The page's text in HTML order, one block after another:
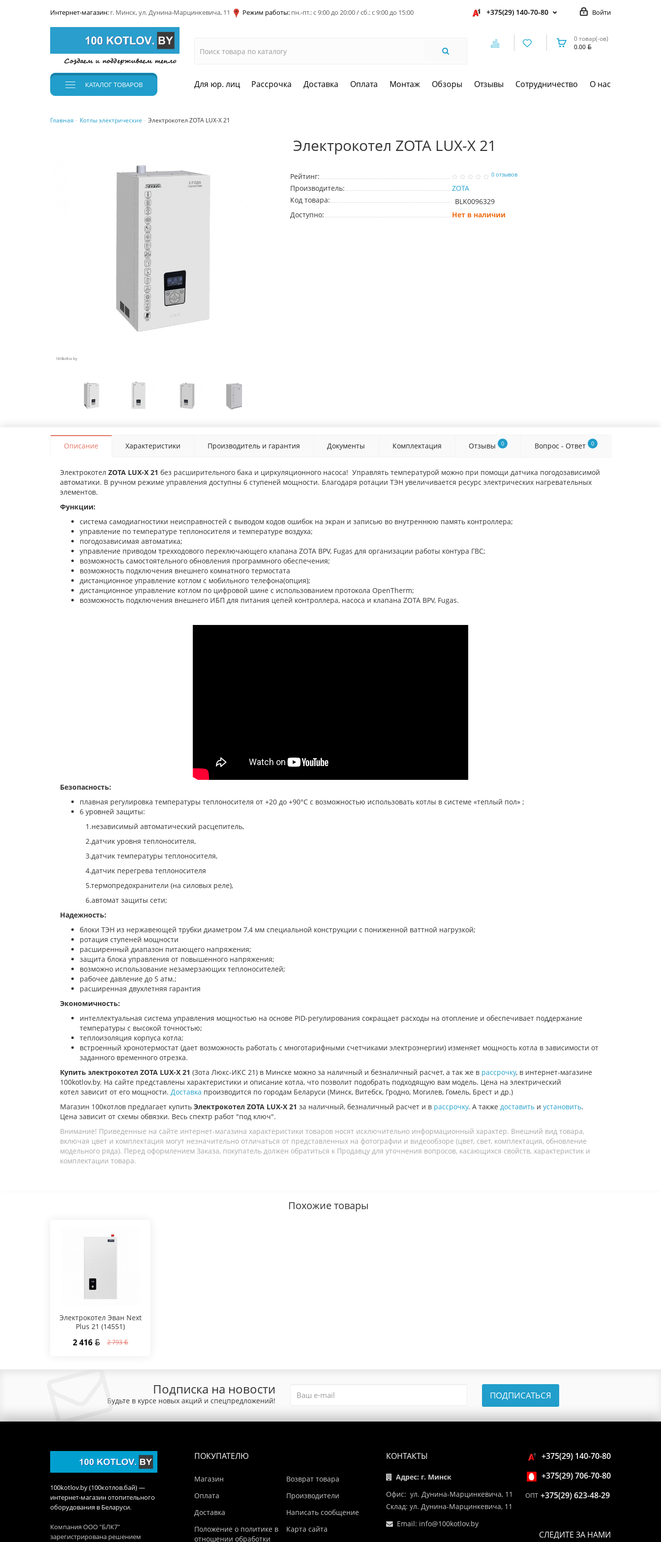
Интернет-магазин: г. Минск, ул. Дунина-Марцинкевича, 11 Режим работы: пн.-пт.: с 9:00 до 20:00 / сб.: с 9:00 до 15:00 Войти
+375(29) 140-70-80
0 товар(-ов)
0.00
КАТАЛОГТОВАРОВ Для юр. лиц Рассрочка Доставка Оплата Монтаж Обзоры Отзывы Сотрудничество О нас
Главная Котлы электрические Электрокотел ZOTA LUX-X 21
Электрокотел ZOTA LUX-X 21
Рейтинг: 0 отзывов
Производитель:
ZOTA
Код товара:
BLK0096329
Доступно:
Нет в наличии
Описание Характеристики Производитель и гарантия Документы Комплектация Отзывы 0 Вопрос - Ответ 0
Электрокотел ZOTA LUX-X 21 без расширительного бака и циркуляционного насоса! Управлять температурой можно при помощи датчика погодозависимой
автоматики. В ручном режиме управления доступны 6 ступеней мощности. Благодаря ротации ТЭН увеличивается ресурс электрических нагревательных
элементов.
Функции:
система самодиагностики неисправностей с выводом кодов ошибок на экран и записью во внутреннюю память контроллера;
управление по температуре теплоносителя и температуре воздуха;
погодозависимая автоматика;
управление приводом трехходового переключающего клапана ZOTA BPV, Fugas для организации работы контура ГВС;
возможность самостоятельного обновления программного обеспечения;
возможность подключения внешнего комнатного термостата
дистанционное управление котлом с мобильного телефона(опция);
дистанционное управление котлом по цифровой шине с использованием протокола OpenTherm;
возможность подключения внешнего ИБП для питания цепей контроллера, насоса и клапана ZOTA BPV, Fugas.
Безопасность:
плавная регулировка температуры теплоносителя от +20 до +90°С с возможностью использовать котлы в системе «теплый пол» ;
6 уровней защиты:
1.независимый автоматический расцепитель,
2.датчик уровня теплоносителя,
3.датчик температуры теплоносителя,
4.датчик перегрева теплоносителя
5.термопредохранители (на силовых реле),
6.автомат защиты сети;
Надежность:
блоки ТЭН из нержавеющей трубки диаметром 7,4 мм специальной конструкции с пониженной ваттной нагрузкой;
ротация ступеней мощности
расширенный диапазон питающего напряжения;
защита блока управления от повышенного напряжения;
возможно использование незамерзающих теплоносителей;
рабочее давление до 5 атм.;
расширенная двухлетняя гарантия
Экономичность:
интеллектуальная система управления мощностью на основе PID-регулирования сокращает расходы на отопление и обеспечивает поддержание
температуры с высокой точностью;
теплоизоляция корпуса котла;
встроенный хронотермостат (дает возможность работать с многотарифными счетчиками электроэнергии) изменяет мощность котла в зависимости от
заданного временного отрезка.
Купить электрокотел ZOTA LUX-X 21 (Зота Люкс-ИКС 21) в Минске можно за наличный и безналичный расчет, а так же в рассрочку, в интернет-магазине
100kotlov.by. На сайте представлены характеристики и описание котла, что позволит подобрать подходящую вам модель. Цена на электрический
котел зависит от его мощности. Доставка производится по городам Беларуси (Минск, Витебск, Гродно, Могилев, Гомель, Брест и др.)
Магазин 100котлов предлагает купить Электрокотел ZOTA LUX-X 21 за наличный, безналичный расчет и в рассрочку. А также доставить и установить.
Цена зависит от схемы обвязки. Весь спектр работ "под ключ".
Внимание! Приведенные на сайте интернет-магазина характеристики товаров носят исключительно информационный характер. Внешний вид товара,
включая цвет и комплектация могут незначительно отличаться от представленных на фотографии и видеообзоре (цвет, свет, комплектация, обновление
модельного ряда). Перед оформлением Заказа, покупатель должен обратиться к Продавцу для уточнения вопросов, касающихся свойств, характеристик и
комплектации товара.
Похожие товары
Электрокотел Эван Next
Plus 21 (14551)
2 416 2 793
Подписка на новости
Будьте в курсе новых акций и спецпредложений! ПОДПИСАТЬСЯ
100kotlov.by (100котлов.бай) —
интернет-магазин отопительного
оборудования в Беларуси.
Компания ООО "БЛК7"
зарегистрирована решением
ПОКУПАТЕЛЮ
Магазин
Оплата
Доставка
Положение о политике в
отношении обработки
Возврат товара
Производители
Написать сообщение
Карта сайта
КОНТАКТЫ
Адрес: г. Минск
Офис: ул. Дунина-Марцинкевича, 11
Склад: ул. Дунина-Марцинкевича, 11
Email: info@100kotlov.by
+375(29) 140-70-80
+375(29) 706-70-80
ОПТ +375(29) 623-48-29
СЛЕДИТЕ ЗА НАМИ